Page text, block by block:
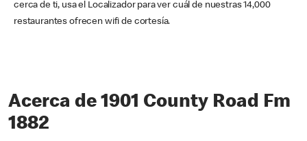
cerca de ti, usa el Localizador para ver cuál de nuestras 14,000
restaurantes ofrecen wifi de cortesía.
Acerca de 1901 County Road Fm
1882